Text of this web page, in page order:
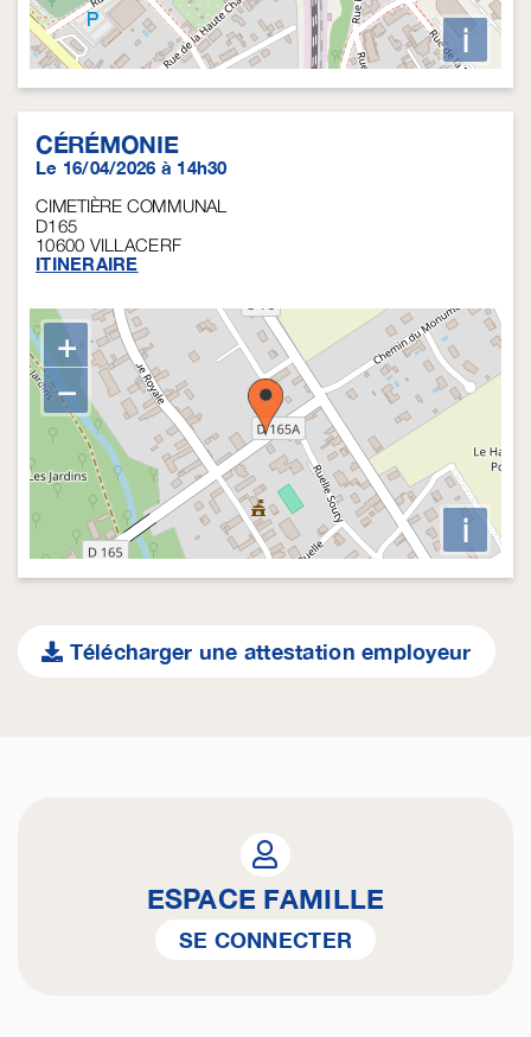
i
CÉRÉMONIE
Le 16/04/2026 à 14h30
CIMETIÈRE COMMUNAL
D165
10600 VILLACERF
ITINERAIRE
+
−
i
Télécharger une attestation employeur
ESPACE FAMILLE
SE CONNECTER